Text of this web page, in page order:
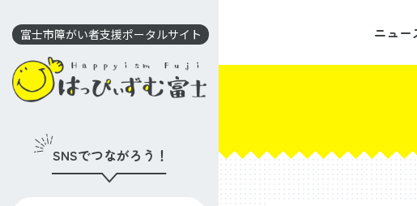
富士市障がい者支援ポータルサイト
SNSでつながろう！
ニュー